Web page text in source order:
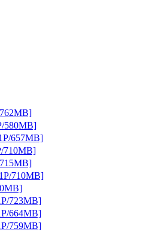
580MB]
657MB]
710MB]
710MB]
723MB]
664MB]
759MB]